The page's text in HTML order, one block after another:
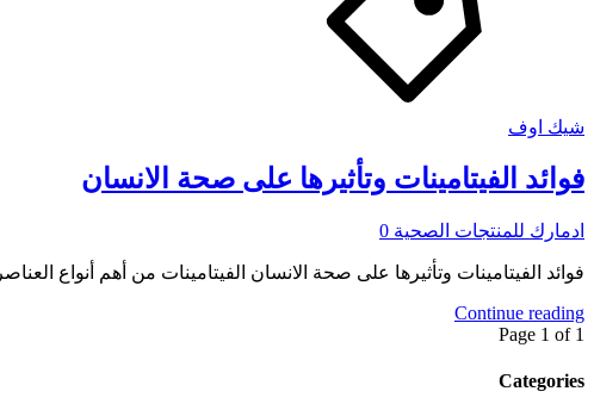
شيك اوف
فوائد الفيتامينات وتأثيرها على صحة الانسان
ادمارك للمنتجات الصحية 0
فوائد الفيتامينات وتأثيرها على صحة الانسان الفيتامينات من أهم أنواع
Continue reading
Page 1 of 1
Categories